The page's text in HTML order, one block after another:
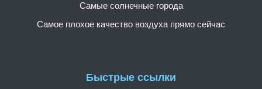
Быстрые ссылки
Самые солнечные города
Самое плохое качество воздуха прямо сейчас